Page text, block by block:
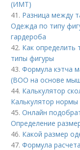
(ИМТ)
41. Разница между
Одежда по типу
гардероба
42. Как определить
типы фигуры
43.Формула кэтча
(ВОО на основе
44. Калькулятор
Калькулятор
45.Онлайн
Определение
46. Какой размер
47.Формула